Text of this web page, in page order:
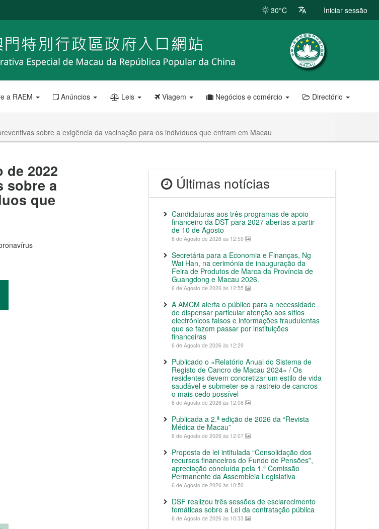
30°C Iniciar sessão
a RAEM Anúncios Leis Viagem Negócios e comércio Directório
sobre a exigência da vacinação para os indivíduos que entram em Macau
2022
sobre a
que
Últimas notícias
Candidaturas aos três programas de apoio
financeiro da DST para 2027 abertas a partir
de 10 de Agosto
6 de Agosto de 2026 às 12:59
Secretária para a Economia e Finanças, Ng
Wai Han, na cerimónia de inauguração da
Feira de Produtos de Marca da Província de
Guangdong e Macau 2026.
6 de Agosto de 2026 às 12:55
A AMCM alerta o público para a necessidade
de dispensar particular atenção aos sítios
electrónicos falsos e informações fraudulentas
que se fazem passar por instituições
financeiras
6 de Agosto de 2026 às 12:29
Publicado o «Relatório Anual do Sistema de
Registo de Cancro de Macau 2024» / Os
residentes devem concretizar um estilo de vida
saudável e submeter-se a rastreio de cancros
o mais cedo possível
6 de Agosto de 2026 às 12:08
Publicada a 2.ª edição de 2026 da “Revista
Médica de Macau”
6 de Agosto de 2026 às 12:07
Proposta de lei intitulada “Consolidação dos
recursos financeiros do Fundo de Pensões”,
apreciação concluída pela 1.ª Comissão
Permanente da Assembleia Legislativa
6 de Agosto de 2026 às 10:50
DSF realizou três sessões de esclarecimento
temáticas sobre a Lei da contratação pública
6 de Agosto de 2026 às 10:33